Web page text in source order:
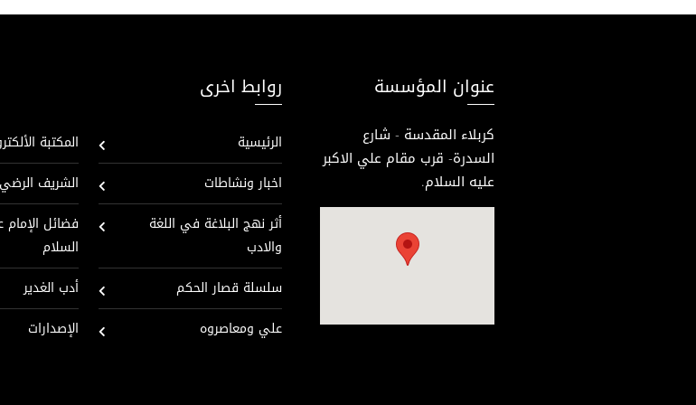
عنوان المؤسسة
كربلاء المقدسة - شارع
السدرة- قرب مقام علي الاكبر
عليه السلام.
روابط اخرى
الرئيسية
اخبار ونشاطات
أثر نهج البلاغة في اللغة
والادب
سلسلة قصار الحكم
علي ومعاصروه
المكتبة
الشريف الرضي
فضائل
السلام
أدب الغدير
الإصدارات